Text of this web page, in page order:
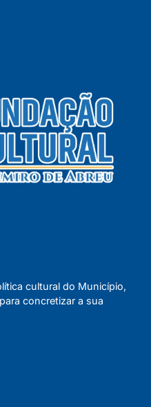
cultural do Município,
concretizar a sua